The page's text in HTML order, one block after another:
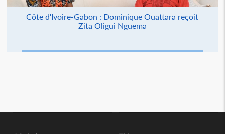
Côte d'Ivoire-Gabon : Dominique Ouattara reçoit
Zita Oligui Nguema